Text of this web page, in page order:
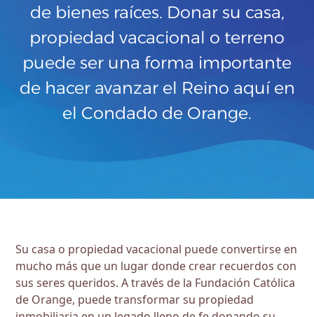
de bienes raíces. Donar su casa,
propiedad vacacional o terreno
puede ser una forma importante
de hacer avanzar el Reino aquí en
el Condado de Orange.
Su casa o propiedad vacacional puede convertirse en
mucho más que un lugar donde crear recuerdos con
sus seres queridos. A través de la Fundación Católica
de Orange, puede transformar su propiedad